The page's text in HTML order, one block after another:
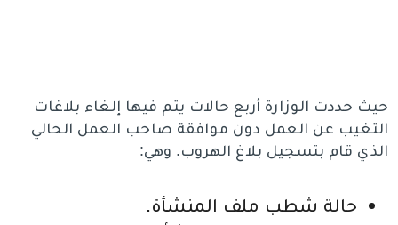
حيث حددت الوزارة أربع حالات يتم فيها إلغاء بلاغات
التغيب عن العمل دون موافقة صاحب العمل الحالي
الذي قام بتسجيل بلاغ الهروب. وهي:
حالة شطب ملف المنشأة.